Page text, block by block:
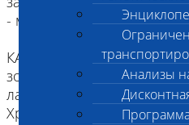
Анализы
- мазок с носовой
КАТЕГОРИЧЕСКИ
зонды в пробирке при
лабораторию
Хранение и доставка: